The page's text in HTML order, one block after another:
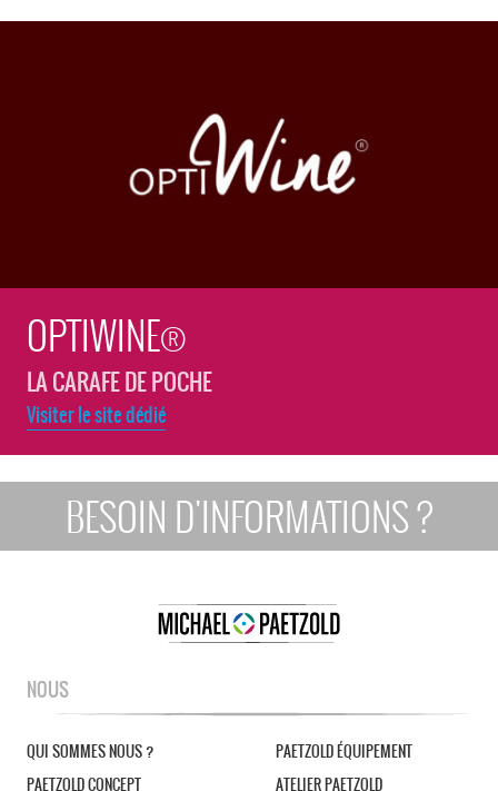
OPTIWINE®
LA CARAFE DE POCHE
Visiter le site dédié
BESOIN D'INFORMATIONS ?
NOUS
QUI SOMMES NOUS ?
PAETZOLD CONCEPT
PAETZOLD ÉQUIPEMENT
ATELIER PAETZOLD